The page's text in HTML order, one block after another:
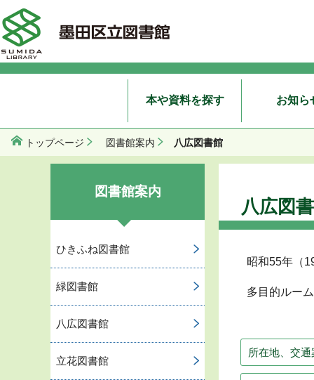
本や資料を探す お知ら
トップページ 図書館案内 八広図書館
八広図
昭和55年（
多目的ルー
所在地、交通
図書館案内
ひきふね図書館
緑図書館
八広図書館
立花図書館